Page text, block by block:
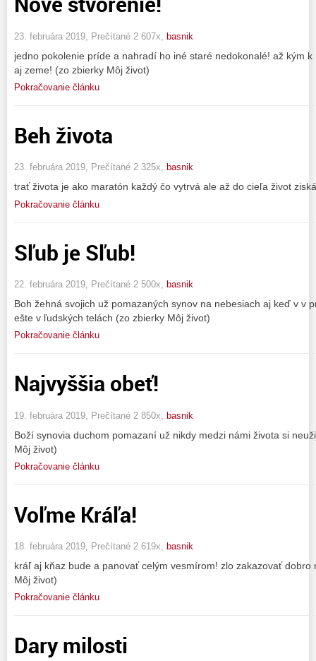
23. februára 2019, Prečítané 2 607x, basnik
jedno pokolenie príde a nahradí ho iné staré nedokonalé! až kým
aj zeme! (zo zbierky Môj život)
Pokračovanie článku
Beh života
23. februára 2019, Prečítané 2 325x, basnik
trať života je ako maratón každý čo vytrvá ale až do cieľa život
Pokračovanie článku
Sľub je Sľub!
22. februára 2019, Prečítané 2 500x, basnik
Boh žehná svojich už pomazaných synov na nebesiach aj keď v v
ešte v ľudských telách (zo zbierky Môj život)
Pokračovanie článku
Najvyššia obeť!
19. februára 2019, Prečítané 2 850x, basnik
Boží synovia duchom pomazaní už nikdy medzi námi života si
Môj život)
Pokračovanie článku
Voľme Kráľa!
18. februára 2019, Prečítané 2 619x, basnik
kráľ aj kňaz bude a panovať celým vesmírom! zlo zakazovať
Môj život)
Pokračovanie článku
Dary milosti